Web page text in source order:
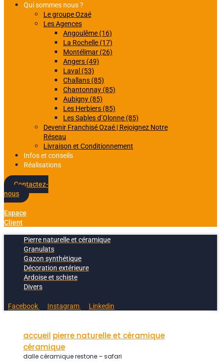
Qui sommes nous ?
Le groupe Ozaé
Les Agences
Angoulême (16)
La Rochelle (17)
Montélimar (26)
Angers (49)
Laval (53)
Challans (85)
Chantonnay (85)
Aubigny (85)
Les Herbiers (85)
Les Sables d’Olonne (85)
Devenir Franchisé Ozaé | Rejoignez Notre
Réseau
Livraison et Conditionnement
Infos et conseils
Réalisations
Contactez-
nous
Espace
Client
Pierre naturelle et céramique
Granulats
Gazon synthétique
Décoration extérieure
Ardoise et schiste
Divers
Facebook Instagram Linkedin
accueil pierre naturelle et céramique
céramique
dalle céramique restone – safari